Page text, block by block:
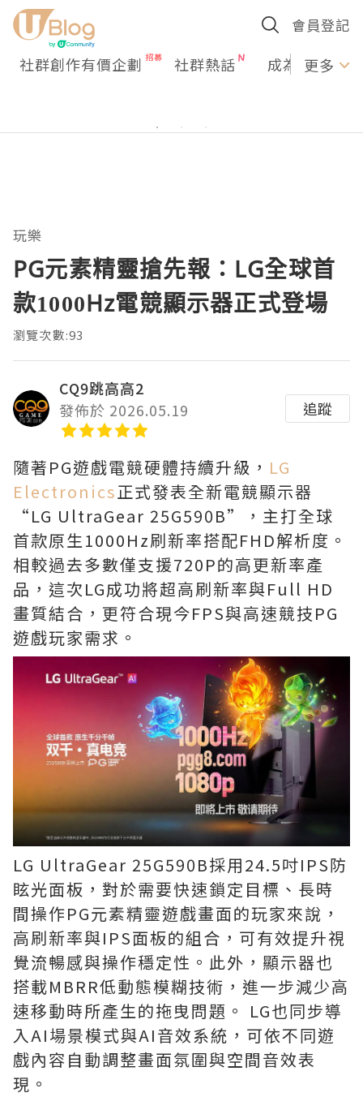
會員登記
社群創作有價企劃 社群熱話 成為U更多
玩樂
PG元素精靈搶先報：LG全球首
款1000Hz電競顯示器正式登場
瀏覽次數:93
CQ9跳高高2
發佈於 2026.05.19
追蹤
隨著PG遊戲電競硬體持續升級， LG
Electronics正式發表全新電競顯示器
“LG UltraGear 25G590B”，主打全球
首款原生1000Hz刷新率搭配FHD解析度。
相較過去多數僅支援720P的高更新率產
品，這次LG成功將超高刷新率與Full HD
畫質結合，更符合現今FPS與高速競技PG
遊戲玩家需求。
LG UltraGear 25G590B採用24.5吋IPS防
眩光面板，對於需要快速鎖定目標、長時
間操作PG元素精靈遊戲畫面的玩家來說，
高刷新率與IPS面板的組合，可有效提升視
覺流暢感與操作穩定性。此外，顯示器也
搭載MBRR低動態模糊技術，進一步減少高
速移動時所產生的拖曳問題。 LG也同步導
入AI場景模式與AI音效系統，可依不同遊
戲內容自動調整畫面氛圍與空間音效表
現。